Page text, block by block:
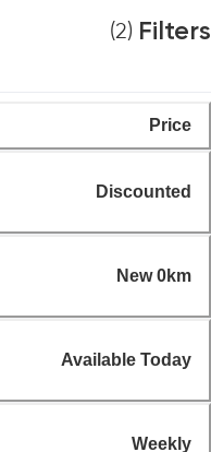
Filters
(
2
)
Price
Discounted
New 0km
Available Today
Weekly